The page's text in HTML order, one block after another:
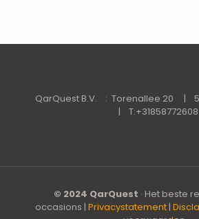
QarQuest B.V. : Torenallee 20 |
| T:+31858772608
© 2024 QarQuest · Het beste
occasions | Privacystatement|